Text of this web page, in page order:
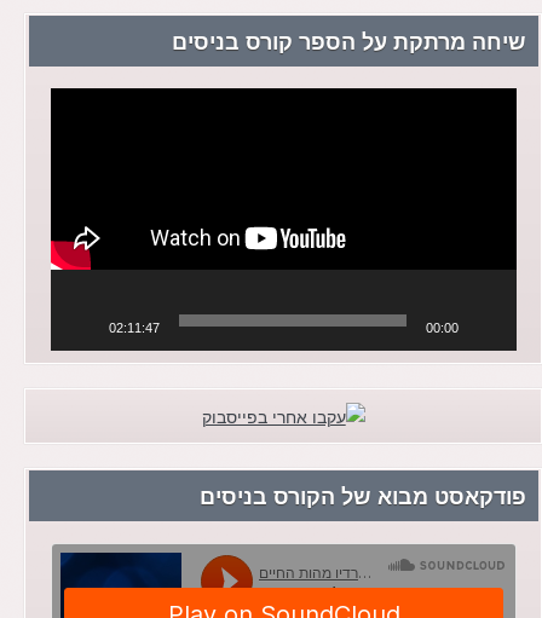
שיחה מרתקת על הספר קורס בניסים
00:00
02:11:47
פודקאסט מבוא של הקורס בניסים